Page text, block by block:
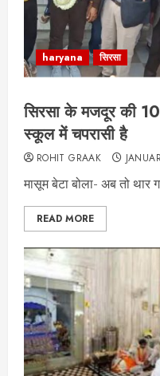
haryana सिरसा
सिरसा के मजदूर की 10
स्कूल में चपरासी है
ROHIT GRAAK
मासूम बेटा बोला- अब तो थार
READ MORE